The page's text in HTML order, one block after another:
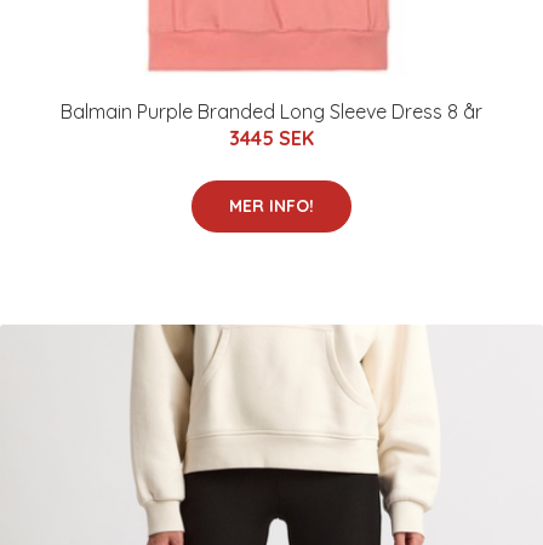
Balmain Purple Branded Long Sleeve Dress 8 år
3445 SEK
MER INFO!